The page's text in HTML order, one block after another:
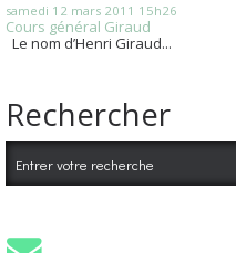
samedi 12 mars 2011 15h26
Cours général Giraud
Le nom d’Henri Giraud...
Rechercher